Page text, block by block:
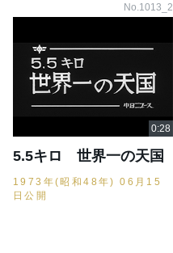
No.1013_2
5.5キロ 世界一の天国
1973年(昭和48年) 06月15
日公開